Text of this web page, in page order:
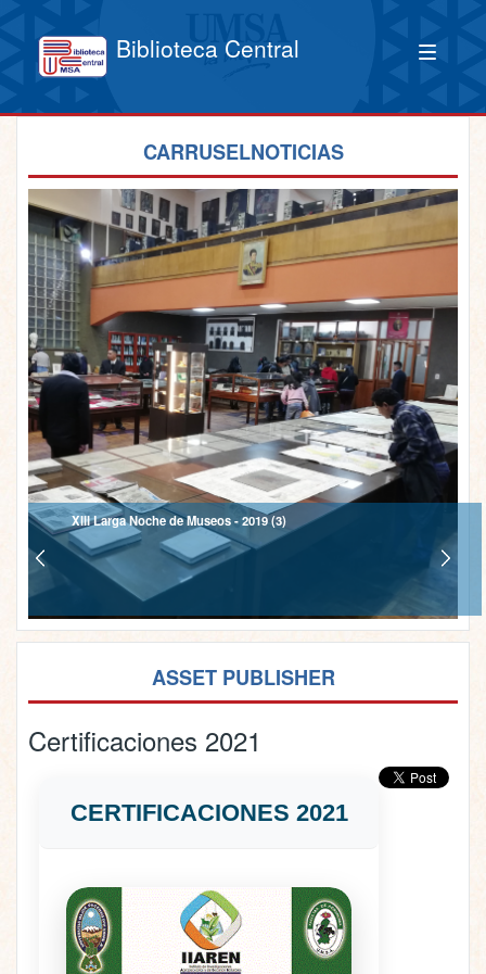
Biblioteca Central
CARRUSELNOTICIAS
XIII Larga Noche de Museos - 2019 (3)
ASSET PUBLISHER
Certificaciones 2021
CERTIFICACIONES 2021